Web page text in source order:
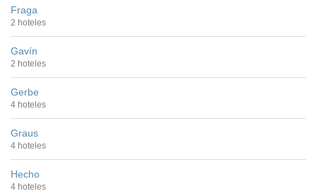
Fraga
2 hoteles
Gavín
2 hoteles
Gerbe
4 hoteles
Graus
4 hoteles
Hecho
4 hoteles